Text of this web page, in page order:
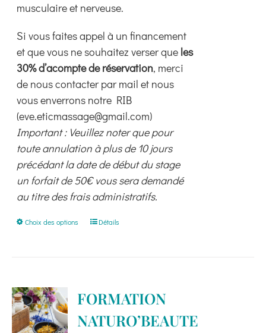
musculaire et nerveuse.
Si vous faites appel à un financement
et que vous ne souhaitez verser que les
30% d’acompte de réservation, merci
de nous contacter par mail et nous
vous enverrons notre RIB
(eve.eticmassage@gmail.com)
Important : Veuillez noter que pour
toute annulation à plus de 10 jours
précédant la date de début du stage
un forfait de 50€ vous sera demandé
au titre des frais administratifs.
Choix des options
Ce
Les
options
Détails
FORMATION
NATURO’BEAUTE